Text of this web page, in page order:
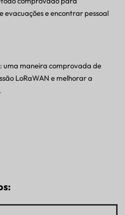
e encontrar pessoal
uma maneira comprovada de
LoRaWAN e melhorar a